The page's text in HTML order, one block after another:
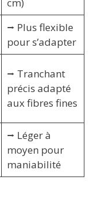
⭢ Plus flexible
pour s’adapter
⭢ Tranchant
précis adapté
aux fibres fines
⭢ Léger à
moyen pour
maniabilité